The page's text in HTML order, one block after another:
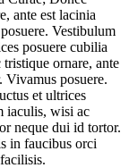
ante est lacinia
Vestibulum
posuere cubilia
ornare, ante
Vivamus posuere.
et ultrices
iaculis, wisi ac
neque dui id tortor.
in faucibus orci